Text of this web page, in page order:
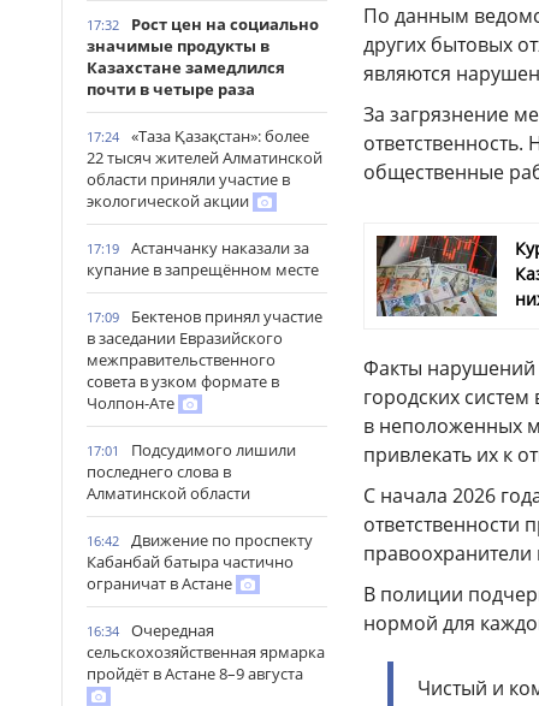
17:32
Рост цен на социально
значимые продукты в
Казахстане замедлился
почти в четыре раза
17:24
«Таза Қазақстан»: более
22 тысяч жителей Алматинской
области приняли участие в
экологической акции
17:19
Астанчанку наказали за
купание в запрещённом месте
17:09
Бектенов принял участие
в заседании Евразийского
межправительственного
совета в узком формате в
Чолпон-Ате
17:01
Подсудимого лишили
последнего слова в
Алматинской области
16:42
Движение по проспекту
Кабанбай батыра частично
ограничат в Астане
16:34
Очередная
сельскохозяйственная ярмарка
пройдёт в Астане 8–9 августа
По данным
других бытовых
являются
За загрязнение
общественные
Факты нарушений
городских
в неположенных
привлекать их к
С начала 2026
ответственности
В полиции
нормой для
Чистый и